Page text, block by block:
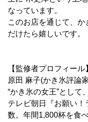
なっています。
このお店を通じて、
だけたら嬉しいです。
【監修者プロフィール
原田 麻子(かき氷評論
“かき氷の女王”として
テレビ朝日『お願い
数。年間1,800杯を食